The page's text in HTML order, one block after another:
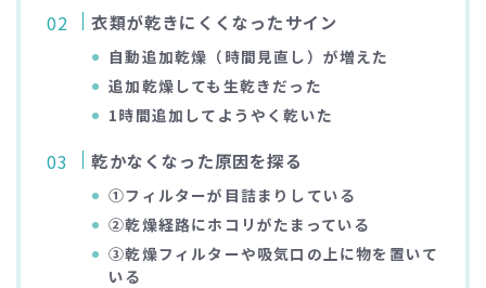
衣類が乾きにくくなったサイン
自動追加乾燥（時間見直し）が増えた
追加乾燥しても生乾きだった
1時間追加してようやく乾いた
乾かなくなった原因を探る
①フィルターが目詰まりしている
②乾燥経路にホコリがたまっている
③乾燥フィルターや吸気口の上に物を置いて
いる